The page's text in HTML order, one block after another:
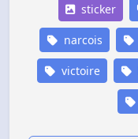
sticker
narcois
victoire